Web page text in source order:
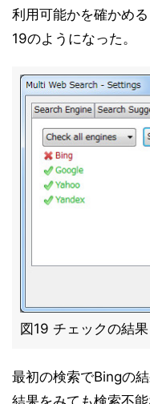
利用可能かを確かめ
19のようになった。
図19 チェックの結果
最初の検索でBingの
結果をみても検索不